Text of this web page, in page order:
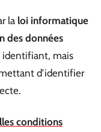
la loi informatique
des données
identifiant, mais
d’identifier
conditions